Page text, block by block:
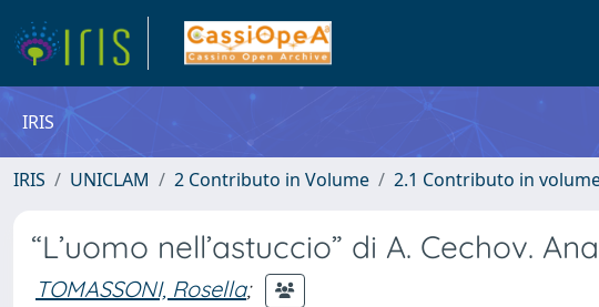
IRIS
IRIS UNICLAM 2 Contributo in Volume 2.1 Contributo in
“L’uomo nell’astuccio” di A. Cechov.
TOMASSONI, Rosella;